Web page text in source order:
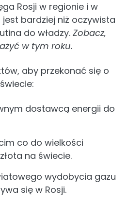
Rosji w regionie i w
jest bardziej niż oczywista
do władzy. Zobacz,
w tym roku.
aby przekonać się o
dostawcą energii do
co do wielkości
na świecie.
wydobycia gazu
się w Rosji.